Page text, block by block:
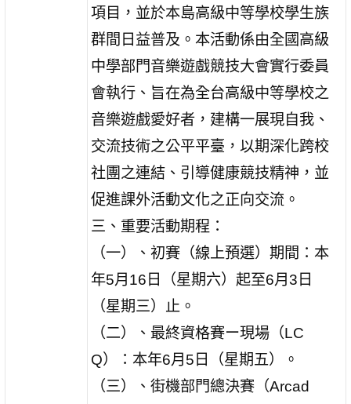
項目，並於本島高級中等學校學生族
群間日益普及。本活動係由全國高級
中學部門音樂遊戲競技大會實行委員
會執行、旨在為全台高級中等學校之
音樂遊戲愛好者，建構一展現自我、
交流技術之公平平臺，以期深化跨校
社團之連結、引導健康競技精神，並
促進課外活動文化之正向交流。
三、重要活動期程：
（一）、初賽（線上預選）期間：本
年5月16日（星期六）起至6月3日
（星期三）止。
（二）、最終資格賽ー現場（LC
Q）：本年6月5日（星期五）。
（三）、街機部門總決賽（Arcad